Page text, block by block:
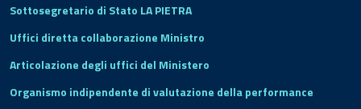
Sottosegretario di Stato LA PIETRA
Uffici diretta collaborazione Ministro
Articolazione degli uffici del Ministero
Organismo indipendente di valutazione della performance